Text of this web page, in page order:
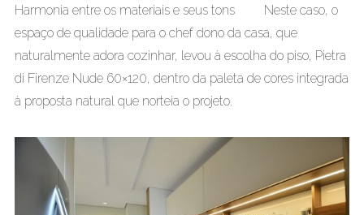
Harmonia entre os materiais e seus tons Neste caso, o
espaço de qualidade para o chef dono da casa, que
naturalmente adora cozinhar, levou à escolha do piso, Pietra
di Firenze Nude 60×120, dentro da paleta de cores integrada
à proposta natural que norteia o projeto.